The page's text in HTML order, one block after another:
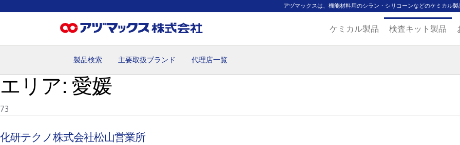
アヅマックスは、機能材料用のシラン・シリコーンなどのケミカル
ケミカル製品 検査キット製品
製品検索 主要取扱ブランド 代理店一覧
ホームお気に入り
エリア: 愛媛
73
化研テクノ株式会社松山営業所